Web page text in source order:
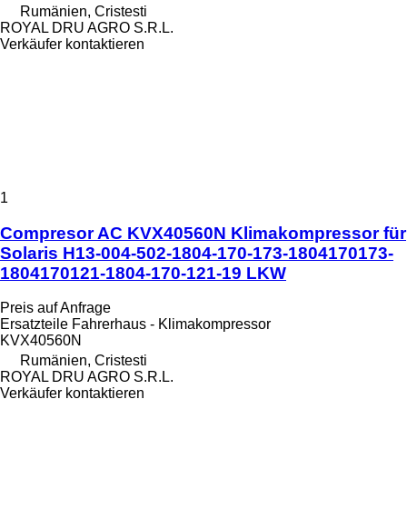
Rumänien, Cristesti
ROYAL DRU AGRO S.R.L.
Verkäufer kontaktieren
1
Compresor AC KVX40560N Klimakompressor für
Solaris H13-004-502-1804-170-173-1804170173-
1804170121-1804-170-121-19 LKW
Preis auf Anfrage
Ersatzteile Fahrerhaus - Klimakompressor
KVX40560N
Rumänien, Cristesti
ROYAL DRU AGRO S.R.L.
Verkäufer kontaktieren